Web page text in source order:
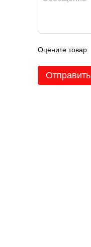
Оцените товар
Отправить